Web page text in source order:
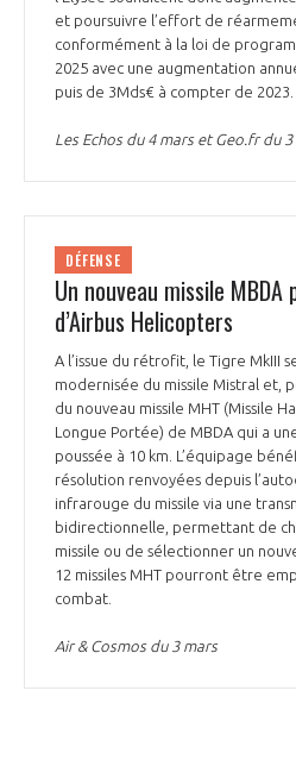
et poursuivre l’effort de
conformément à la loi de
2025 avec une augmentation
puis de 3Mds€ à compter de 2023.
Les Echos du 4 mars et Geo.fr du
DÉFENSE
Un nouveau missile
d’Airbus Helicopters
A l’issue du rétrofit, le Tigre MkIII
modernisée du missile Mistral et,
du nouveau missile MHT (Missile
Longue Portée) de MBDA qui a
poussée à 10 km. L’équipage
résolution renvoyées depuis
infrarouge du missile via une
bidirectionnelle, permettant de
missile ou de sélectionner un
12 missiles MHT pourront être
combat.
Air & Cosmos du 3 mars